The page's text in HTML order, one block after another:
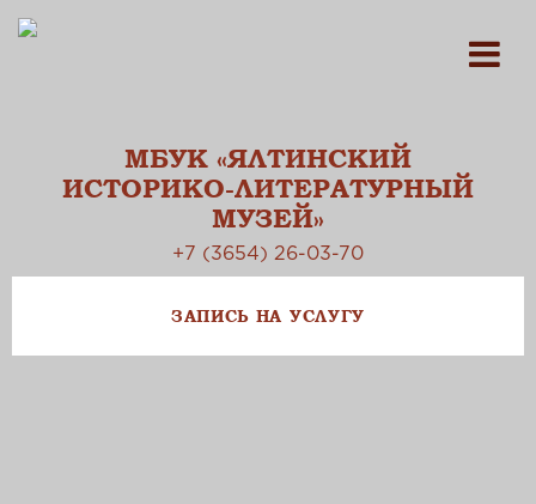
МБУК «ЯЛТИНСКИЙ
ИСТОРИКО-ЛИТЕРАТУРНЫЙ
МУЗЕЙ»
+7 (3654) 26-03-70
ЗАПИСЬ НА УСЛУГУ